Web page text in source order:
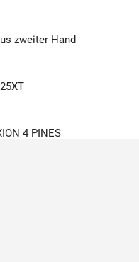
zweiter Hand
4 PINES